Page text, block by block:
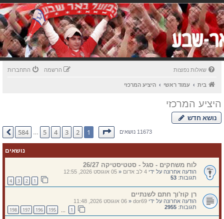
שאלות נפוצות התחברות הרשמה
בית עמוד ראשי היציע המרכזי
היציע המרכזי
נושא חדש
11673 נושאיםדף1מתוך 584
1
2
3
4
5
584 הבא
נושאים
לוח משחקים - סגל - סטטיסטיקה 26/27
הודעה אחרונה על ידי 4 לב אדום «05 אוגוסט 2026, 12:55
תגובות: 53
2
3
4
רן קוז'וך חתם לשנתיים
הודעה אחרונה על ידי dor69
«06 אוגוסט 2026, 11:48
תגובות: 2955
195
196
197
198